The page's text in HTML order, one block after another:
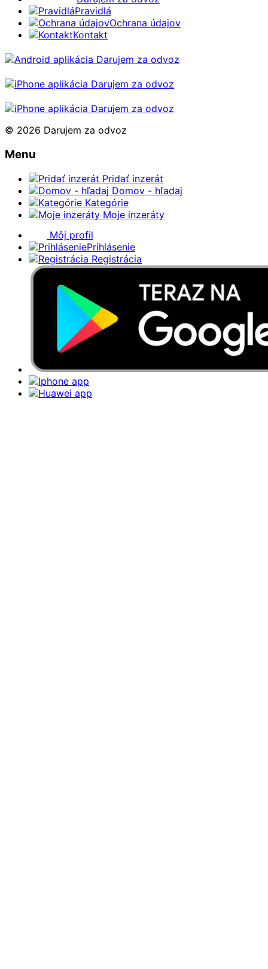
Pravidlá
Ochrana údajov
Kontakt
© 2026 Darujem za odvoz
Menu
Pridať inzerát
Domov - hľadaj
Kategórie
Moje inzeráty
Môj profil
Prihlásenie
Registrácia